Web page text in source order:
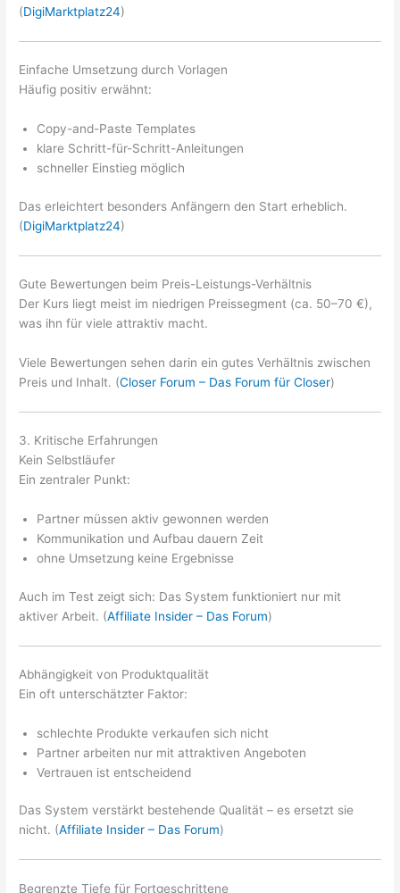
(DigiMarktplatz24)
Einfache Umsetzung durch Vorlagen
Häufig positiv erwähnt:
Copy-and-Paste Templates
klare Schritt-für-Schritt-Anleitungen
schneller Einstieg möglich
Das erleichtert besonders Anfängern den Start erheblich.
(DigiMarktplatz24)
Gute Bewertungen beim Preis-Leistungs-Verhältnis
Der Kurs liegt meist im niedrigen Preissegment (ca. 50–70 €),
was ihn für viele attraktiv macht.
Viele Bewertungen sehen darin ein gutes Verhältnis zwischen
Preis und Inhalt. (Closer Forum – Das Forum für Closer)
3. Kritische Erfahrungen
Kein Selbstläufer
Ein zentraler Punkt:
Partner müssen aktiv gewonnen werden
Kommunikation und Aufbau dauern Zeit
ohne Umsetzung keine Ergebnisse
Auch im Test zeigt sich: Das System funktioniert nur mit
aktiver Arbeit. (Affiliate Insider – Das Forum)
Abhängigkeit von Produktqualität
Ein oft unterschätzter Faktor:
schlechte Produkte verkaufen sich nicht
Partner arbeiten nur mit attraktiven Angeboten
Vertrauen ist entscheidend
Das System verstärkt bestehende Qualität – es ersetzt sie
nicht. (Affiliate Insider – Das Forum)
Begrenzte Tiefe für Fortgeschrittene